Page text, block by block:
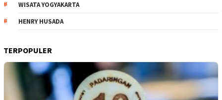
WISATA YOGYAKARTA
HENRY HUSADA
TERPOPULER